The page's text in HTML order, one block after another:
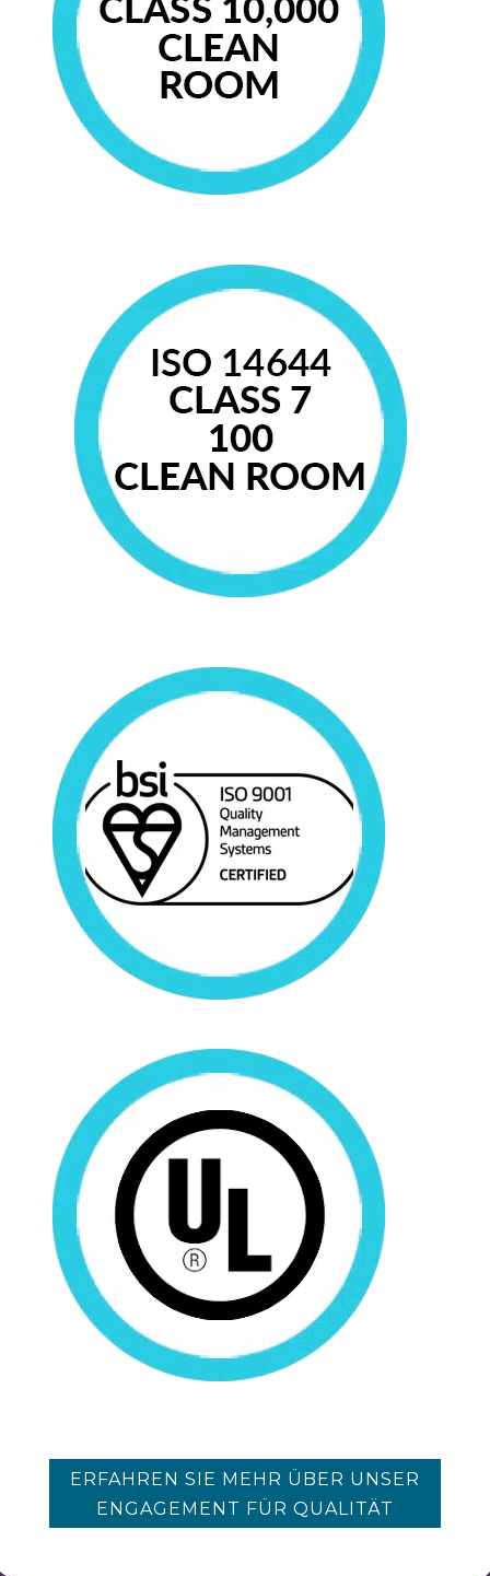
ERFAHREN SIE MEHR ÜBER UNSER
ENGAGEMENT FÜR QUALITÄT